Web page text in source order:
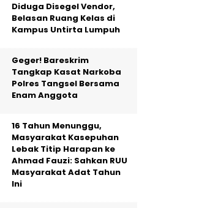
Diduga Disegel Vendor,
Belasan Ruang Kelas di
Kampus Untirta Lumpuh
Geger! Bareskrim
Tangkap Kasat Narkoba
Polres Tangsel Bersama
Enam Anggota
16 Tahun Menunggu,
Masyarakat Kasepuhan
Lebak Titip Harapan ke
Ahmad Fauzi: Sahkan RUU
Masyarakat Adat Tahun
Ini